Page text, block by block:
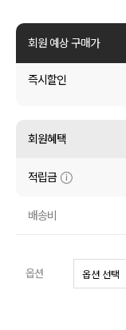
셔츠
원피스
수영복
아우터
코디템
회원 예상 구매가
즉시할인
회원혜택
적립금
배송비
옵션